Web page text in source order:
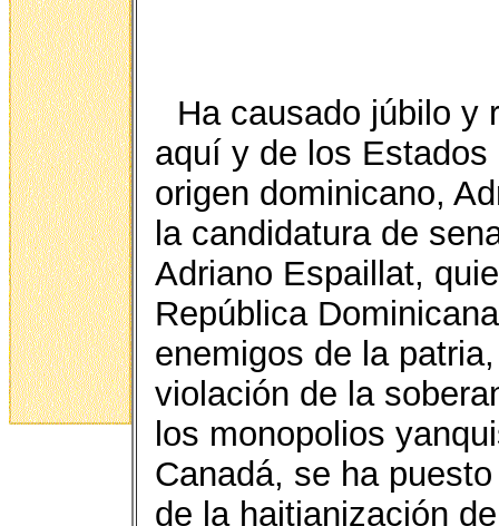
Ha causado júbilo y
aquí y de los
origen dominicano,
la candidatura de
Adriano Espaillat,
República
enemigos de la
violación de la
los monopolios
Canadá, se ha
de la haitianización